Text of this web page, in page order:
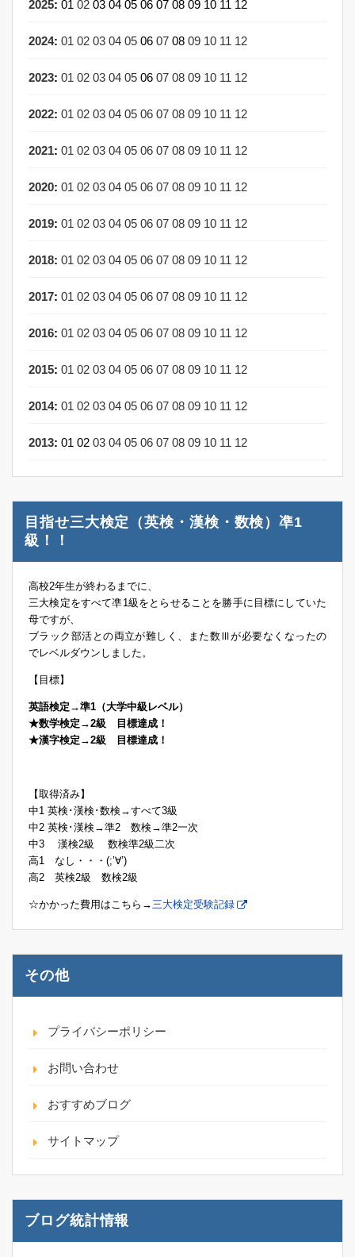
2025: 01 02 03 04 05 06 07 08 09 10 11 12
2024: 01 02 03 04 05 06 07 08 09 10 11 12
2023: 01 02 03 04 05 06 07 08 09 10 11 12
2022: 01 02 03 04 05 06 07 08 09 10 11 12
2021: 01 02 03 04 05 06 07 08 09 10 11 12
2020: 01 02 03 04 05 06 07 08 09 10 11 12
2019: 01 02 03 04 05 06 07 08 09 10 11 12
2018: 01 02 03 04 05 06 07 08 09 10 11 12
2017: 01 02 03 04 05 06 07 08 09 10 11 12
2016: 01 02 03 04 05 06 07 08 09 10 11 12
2015: 01 02 03 04 05 06 07 08 09 10 11 12
2014: 01 02 03 04 05 06 07 08 09 10 11 12
2013: 01 02 03 04 05 06 07 08 09 10 11 12
目指せ三大検定（英検・漢検・数検）凖1
級！！
高校2年生が終わるまでに、
三大検定をすべて凖1級をとらせることを勝手に目標にしていた
母ですが、
ブラック部活との両立が難しく、また数Ⅲが必要なくなったの
でレベルダウンしました。
【目標】
英語検定→準1（大学中級レベル）
★数学検定→2級 目標達成！
★漢字検定→2級 目標達成！
【取得済み】
中1 英検･漢検･数検→すべて3級
中2 英検･漢検→準2 数検→準2一次
中3 漢検2級 数検準2級二次
高1 なし・・・(;’∀’)
高2 英検2級 数検2級
☆かかった費用はこちら→ 三大検定受験記録
その他
プライバシーポリシー
お問い合わせ
おすすめブログ
サイトマップ
ブログ統計情報